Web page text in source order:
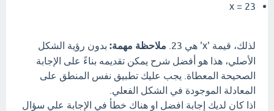
x = 23
لذلك، قيمة 'x' هي 23. ملاحظة مهمة: بدون رؤية الشكل
الأصلي، هذا هو أفضل شرح يمكن تقديمه بناءً على الإجابة
الصحيحة المعطاة. يجب عليك تطبيق نفس المنطق على
المعادلة الموجودة في الشكل الفعلي.
اذا كان لديك إجابة افضل او هناك خطأ في الإجابة علي سؤال